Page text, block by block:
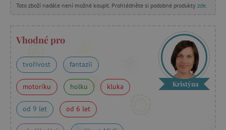
Toto zboží nadále není možné koupit. Prohlédněte si podobné produkty zde
Vhodné pro
tvořivost fantazii
motoriku holku kluka
od 9 let od 6 let
Kristýna